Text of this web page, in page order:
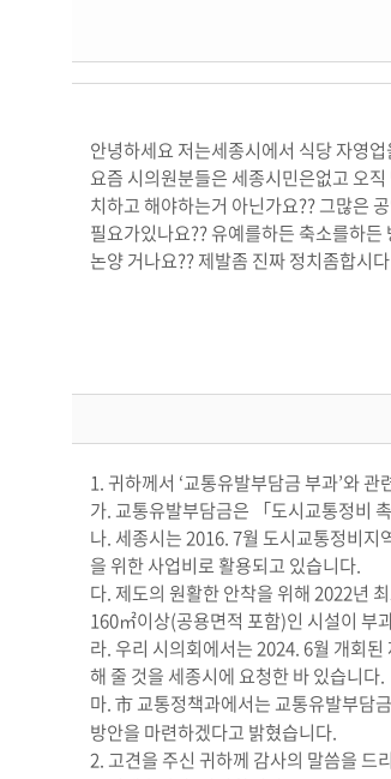
안녕하세요 저는세종시에서 식당 자영
요즘 시의원분들은 세종시민은없고 오
치하고 해야하는거 아닌가요?? 그많은
필요가있나요?? 유예를하든 축소를하
논양 거나요?? 제발좀 진짜 정치좀합시
1. 귀하께서 ‘교통유발부담금 부과’와
가. 교통유발부담금은 「도시교통정비
나. 세종시는 2016. 7월 도시교통정비
을 위한 사업비로 활용되고 있습니다.
다. 제도의 원활한 안착을 위해 2022년
160㎡이상(공용면적 포함)인 시설이 부
라. 우리 시의회에서는 2024. 6월 개회
해 줄 것을 세종시에 요청한 바 있습니다.
마. 市 교통정책과에서는 교통유발부담
방안을 마련하겠다고 밝혔습니다.
2. 고견을 주신 귀하께 감사의 말씀을